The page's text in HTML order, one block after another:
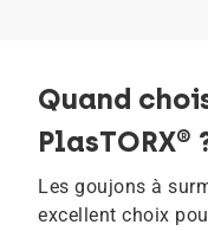
Quand
PlasTORX®
Les goujons à
excellent choix